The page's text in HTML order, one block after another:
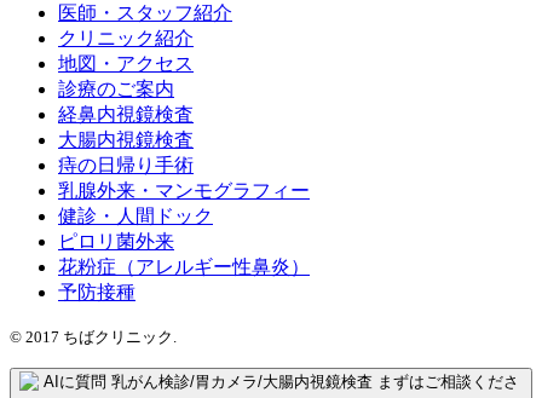
医師・スタッフ紹介
クリニック紹介
地図・アクセス
診療のご案内
経鼻内視鏡検査
大腸内視鏡検査
痔の日帰り手術
乳腺外来・マンモグラフィー
健診・人間ドック
ピロリ菌外来
花粉症（アレルギー性鼻炎）
予防接種
© 2017 ちばクリニック.